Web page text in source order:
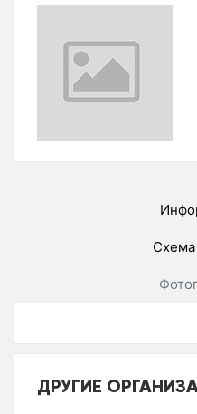
Схема
ДРУГИЕ